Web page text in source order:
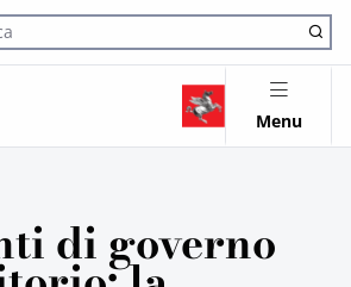
sito
Menu
di governo